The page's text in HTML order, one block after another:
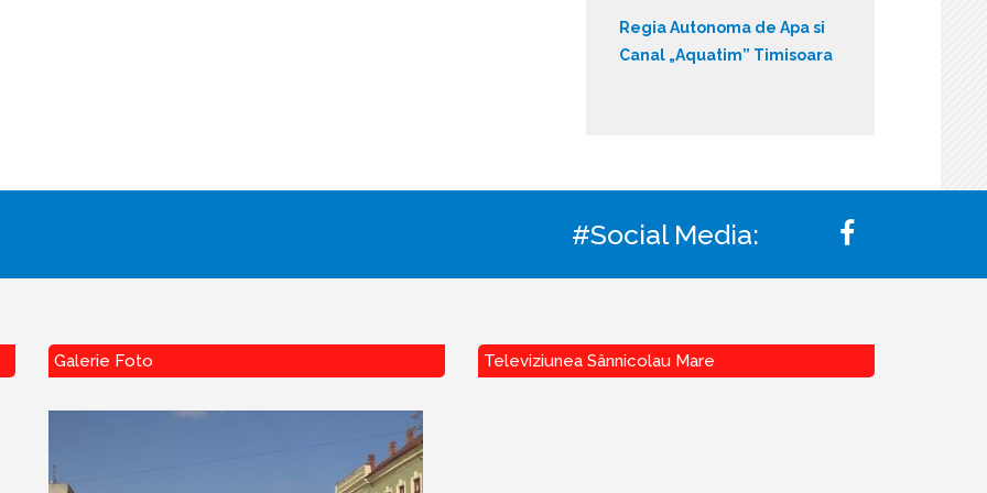
Regia Autonoma de Apa si
Canal „Aquatim” Timisoara
#Social Media:
Galerie Foto Televiziunea Sânnicolau Mare